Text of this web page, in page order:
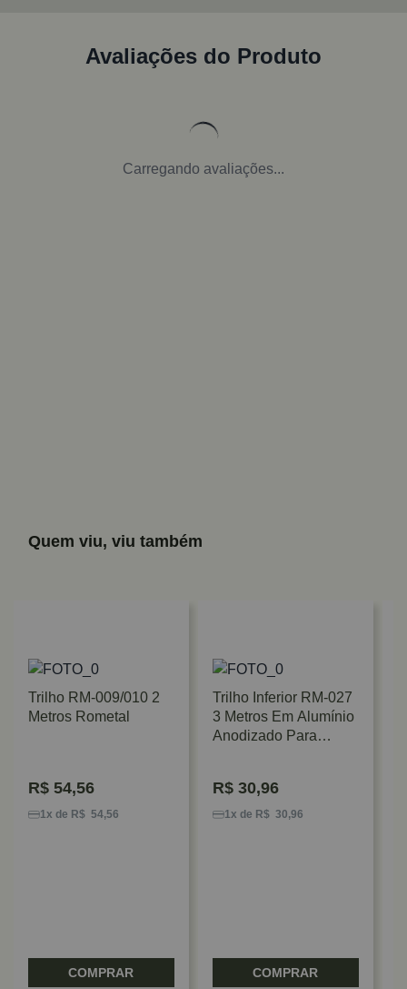
Avaliações do Produto
Carregando avaliações...
Quem viu, viu também
Trilho RM-009/010 2
Metros Rometal
R$ 54,56
1x de R$ 54,56
COMPRAR
Trilho Inferior RM-027
3 Metros Em Alumínio
Anodizado Para
R$ 30,96
1x de R$ 30,96
COMPRAR